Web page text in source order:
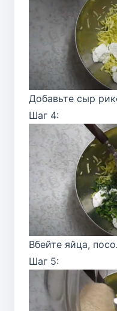
Добавьте сыр
Шаг 4:
Вбейте яйца,
Шаг 5: